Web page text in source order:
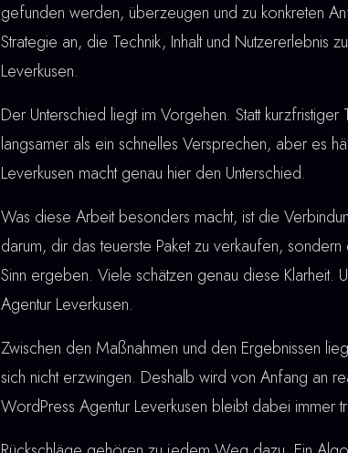
gefunden werden, überzeugen und zu konkreten
Strategie an, die Technik, Inhalt und Nutzererlebnis
Leverkusen.
Der Unterschied liegt im Vorgehen. Statt
langsamer als ein schnelles Versprechen, aber es
Leverkusen macht genau hier den Unterschied.
Was diese Arbeit besonders macht, ist die
darum, dir das teuerste Paket zu verkaufen,
Sinn ergeben. Viele schätzen genau diese Klarheit.
Agentur Leverkusen.
Zwischen den Maßnahmen und den Ergebnissen
sich nicht erzwingen. Deshalb wird von Anfang an
WordPress Agentur Leverkusen bleibt dabei immer